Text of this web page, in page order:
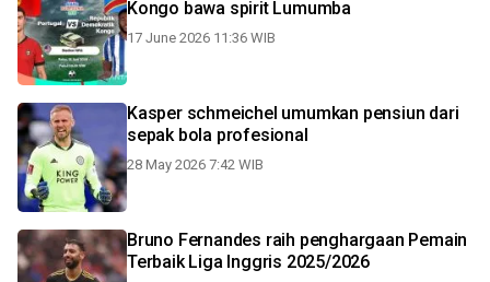
Kongo bawa spirit Lumumba
17 June 2026 11:36 WIB
Kasper schmeichel umumkan pensiun dari
sepak bola profesional
28 May 2026 7:42 WIB
Bruno Fernandes raih penghargaan Pemain
Terbaik Liga Inggris 2025/2026